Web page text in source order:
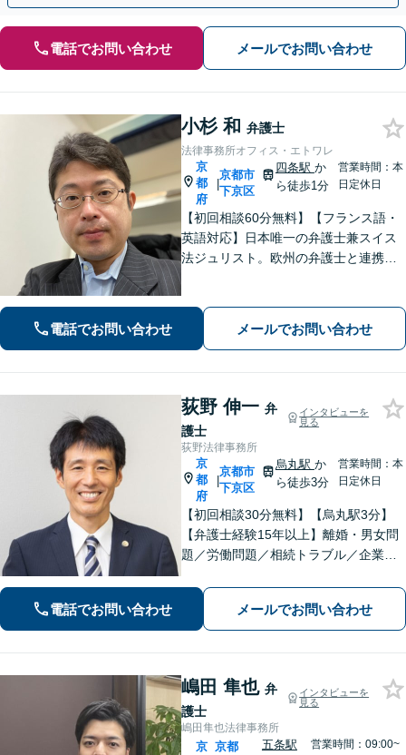
電話でお問い合わせ メールでお問い合わせ
小杉 和 弁護士
法律事務所オフィス・エトワレ
京
都
府
|
京都市
下京区
四条駅 か
ら徒歩1分
営業時間：本
日定休日
【初回相談60分無料】【フランス語・
英語対応】日本唯一の弁護士兼スイス
法ジュリスト。欧州の弁護士と連携し
上げ／英仏日契約法務／ハーグ条約案
件などお任せ【WEB対応｜休日・夜間
電話でお問い合わせ メールでお問い合わせ
荻野 伸一 弁
護士
インタビューを
見る
荻野法律事務所
京
都
府
|
京都市
下京区
烏丸駅 か
ら徒歩3分
営業時間：本
日定休日
【初回相談30分無料】【烏丸駅3分】
【弁護士経験15年以上】離婚・男女問
題／労働問題／相続トラブル／企業法
ケーションで、納得感のある解決を目
指します【宗教法人法務／医療法務も
ご相談ください】【Web面談可】
電話でお問い合わせ メールでお問い合わせ
嶋田 隼也 弁
護士
インタビューを
見る
嶋田隼也法律事務所
京 京都 五条駅 営業時間：09:00~